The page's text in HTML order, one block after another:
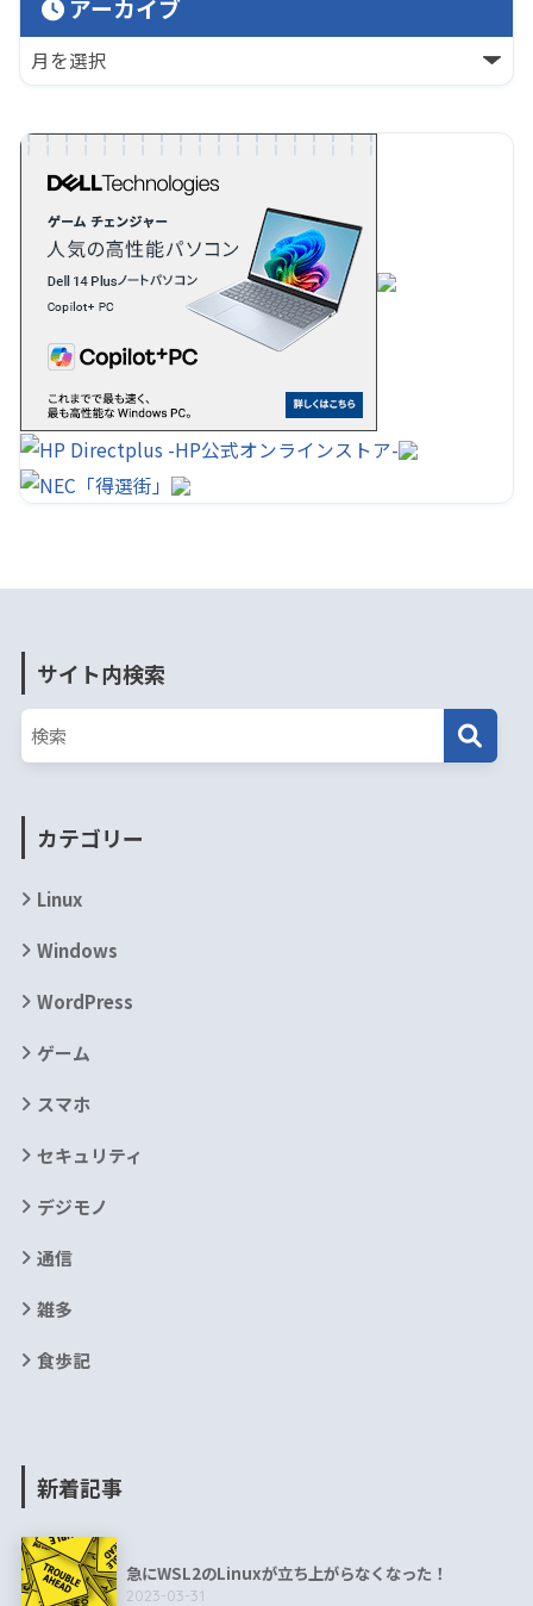
アーカイブ
サイト内検索
カテゴリー
Linux
Windows
WordPress
ゲーム
スマホ
セキュリティ
デジモノ
通信
雑多
食歩記
新着記事
急にWSL2のLinuxが立ち上がらなくなった！
2023-03-31